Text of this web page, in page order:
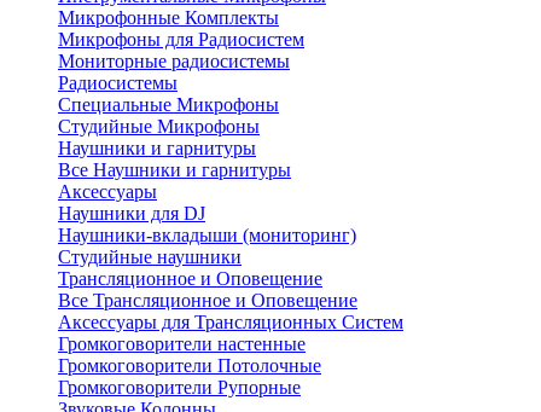
Микрофонные Комплекты
Микрофоны для Радиосистем
Мониторные радиосистемы
Радиосистемы
Специальные Микрофоны
Студийные Микрофоны
Наушники и гарнитуры
Все Наушники и гарнитуры
Аксессуары
Наушники для DJ
Наушники-вкладыши (мониторинг)
Студийные наушники
Трансляционное и Оповещение
Все Трансляционное и Оповещение
Аксессуары для Трансляционных Систем
Громкоговорители настенные
Громкоговорители Потолочные
Громкоговорители Рупорные